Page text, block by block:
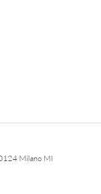
Milano MI